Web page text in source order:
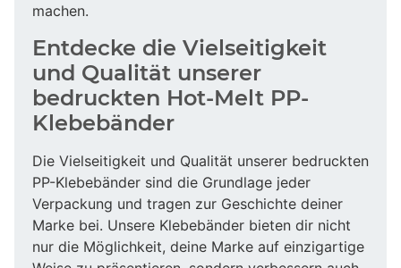
machen.
Entdecke die Vielseitigkeit
und Qualität unserer
bedruckten Hot-Melt PP-
Klebebänder
Die Vielseitigkeit und Qualität unserer bedruckten
PP-Klebebänder sind die Grundlage jeder
Verpackung und tragen zur Geschichte deiner
Marke bei. Unsere Klebebänder bieten dir nicht
nur die Möglichkeit, deine Marke auf einzigartige